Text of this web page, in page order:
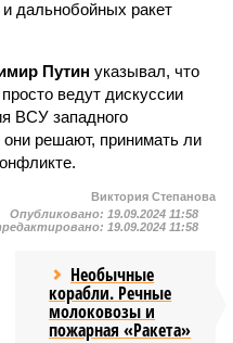
дальнобойных ракет
Путин указывал, что
ведут дискуссии
ВСУ западного
они решают, принимать ли
Виктория Степанова
Опубликовано: 19.09.2024 11:58
19.09.2024 11:58
Необычные
корабли. Речные
молоковозы и
пожарная «Ракета»